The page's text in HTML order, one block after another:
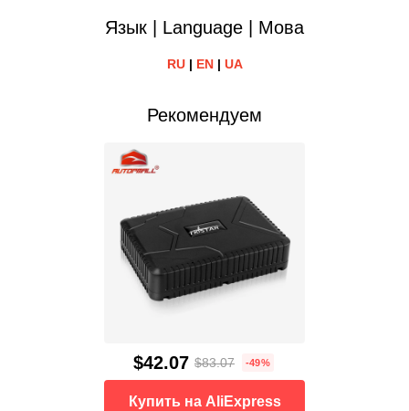
Язык | Language | Мова
RU| EN| UA
Рекомендуем
$42.07 $83.07 -49%
Купить на AliExpress